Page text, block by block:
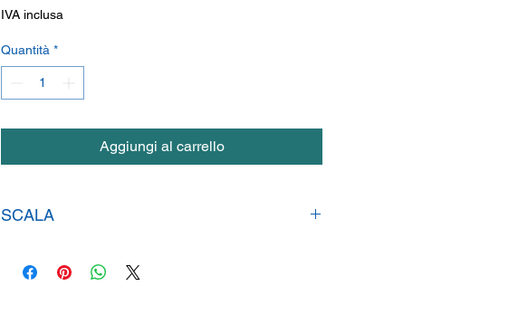
IVA inclusa
Quantità *
Aggiungi al carrello
SCALA